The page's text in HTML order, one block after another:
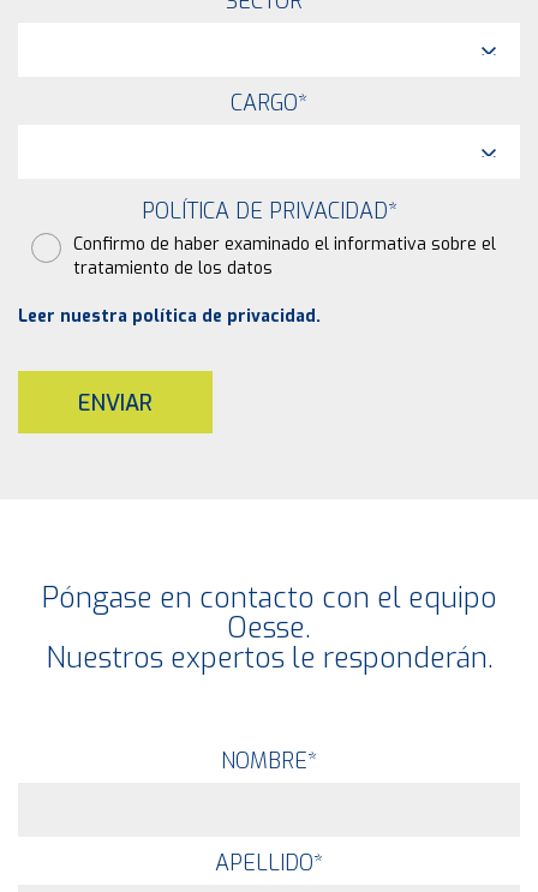
CARGO*
POLÍTICA DE PRIVACIDAD*
Confirmo de haber examinado el informativa sobre el
tratamiento de los datos
Leer nuestra política de privacidad.
ENVIAR
Póngase en contacto con el equipo
Oesse.
Nuestros expertos le responderán.
NOMBRE*
APELLIDO*